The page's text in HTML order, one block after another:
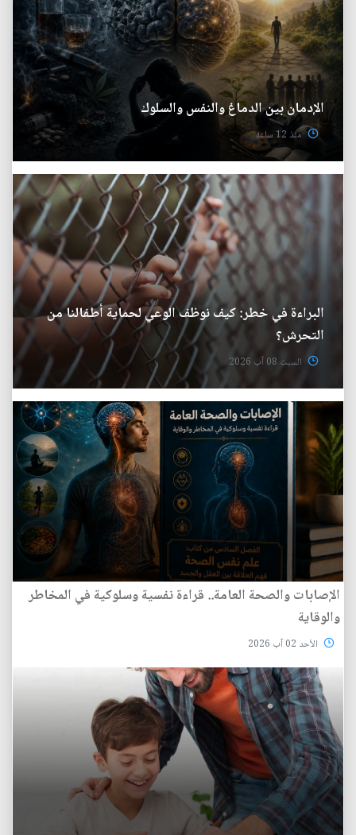
الإدمان بين الدماغ والنفس والسلوك
منذ 12 ساعة
البراءة في خطر: كيف نوظف الوعي لحماية أطفالنا من
التحرش؟
السبت 08 آب 2026
الإصابات والصحة العامة.. قراءة نفسية وسلوكية في المخاطر
والوقاية
الأحد 02 آب 2026